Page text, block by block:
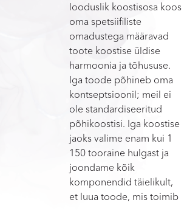
looduslik koostisosa koos
oma spetsiifiliste
omadustega määravad
toote koostise üldise
harmoonia ja tõhususe.
Iga toode põhineb oma
kontseptsioonil; meil ei
ole standardiseeritud
põhikoostisi. Iga koostise
jaoks valime enam kui 1
150 tooraine hulgast ja
joondame kõik
komponendid täielikult,
et luua toode, mis toimib